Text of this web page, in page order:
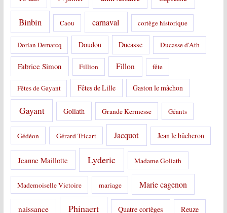
Binbin Caou carnaval cortège historique
Dorian Demarcq Doudou Ducasse Ducasse d'Ath
Fabrice Simon Fillion Fillon fête
Fêtes de Gayant Fêtes de Lille Gaston le mâchon
Gayant Goliath Grande Kermesse Géants
Gédéon Gérard Tricart Jacquot Jean le bûcheron
Jeanne Maillotte Lyderic Madame Goliath
Mademoiselle Victoire mariage Marie cagenon
naissance Phinaert Quatre cortèges Reuze